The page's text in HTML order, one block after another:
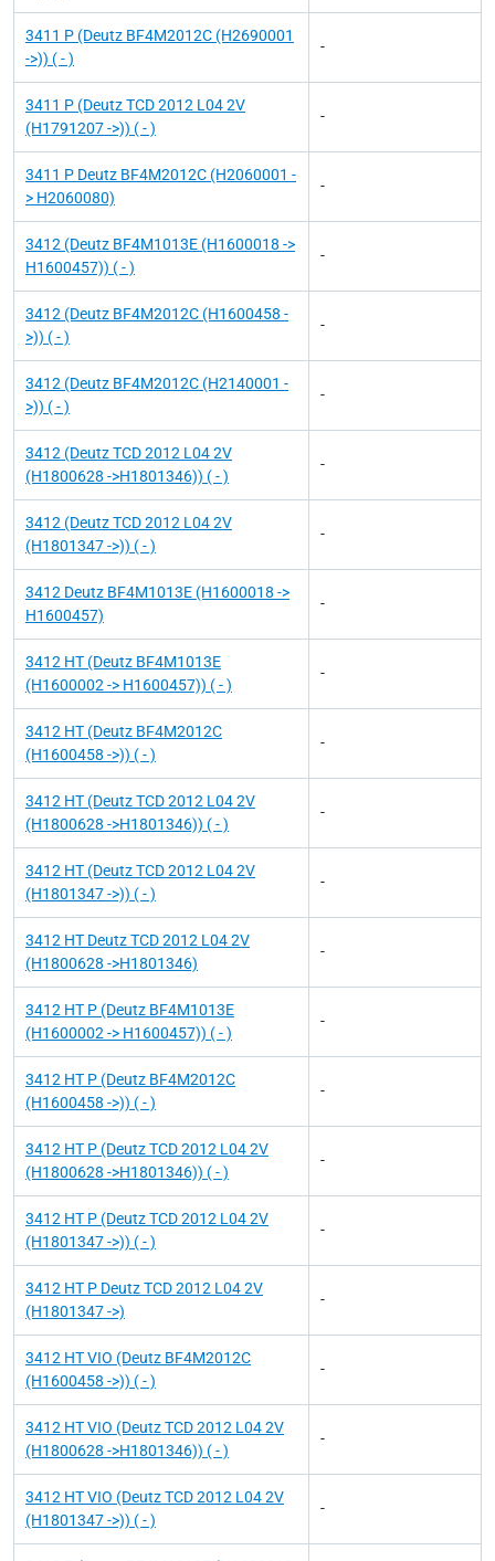
3411 P (Deutz BF4M2012C (H2690001
->)) ( - )
-
3411 P (Deutz TCD 2012 L04 2V
(H1791207 ->)) ( - )
-
3411 P Deutz BF4M2012C (H2060001 -
> H2060080)
-
3412 (Deutz BF4M1013E (H1600018 ->
H1600457)) ( - )
-
3412 (Deutz BF4M2012C (H1600458 -
>)) ( - )
-
3412 (Deutz BF4M2012C (H2140001 -
>)) ( - )
-
3412 (Deutz TCD 2012 L04 2V
(H1800628 ->H1801346)) ( - )
-
3412 (Deutz TCD 2012 L04 2V
(H1801347 ->)) ( - )
-
3412 Deutz BF4M1013E (H1600018 ->
H1600457)
-
3412 HT (Deutz BF4M1013E
(H1600002 -> H1600457)) ( - )
-
3412 HT (Deutz BF4M2012C
(H1600458 ->)) ( - )
-
3412 HT (Deutz TCD 2012 L04 2V
(H1800628 ->H1801346)) ( - )
-
3412 HT (Deutz TCD 2012 L04 2V
(H1801347 ->)) ( - )
-
3412 HT Deutz TCD 2012 L04 2V
(H1800628 ->H1801346)
-
3412 HT P (Deutz BF4M1013E
(H1600002 -> H1600457)) ( - )
-
3412 HT P (Deutz BF4M2012C
(H1600458 ->)) ( - )
-
3412 HT P (Deutz TCD 2012 L04 2V
(H1800628 ->H1801346)) ( - )
-
3412 HT P (Deutz TCD 2012 L04 2V
(H1801347 ->)) ( - )
-
3412 HT P Deutz TCD 2012 L04 2V
(H1801347 ->)
-
3412 HT VIO (Deutz BF4M2012C
(H1600458 ->)) ( - )
-
3412 HT VIO (Deutz TCD 2012 L04 2V
(H1800628 ->H1801346)) ( - )
-
3412 HT VIO (Deutz TCD 2012 L04 2V
(H1801347 ->)) ( - )
-